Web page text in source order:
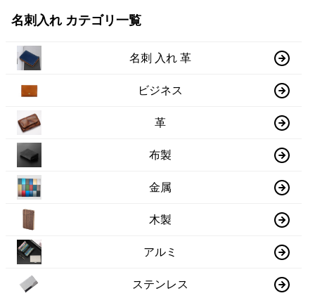
名刺入れ カテゴリ一覧
名刺 入れ 革
ビジネス
革
布製
金属
木製
アルミ
ステンレス